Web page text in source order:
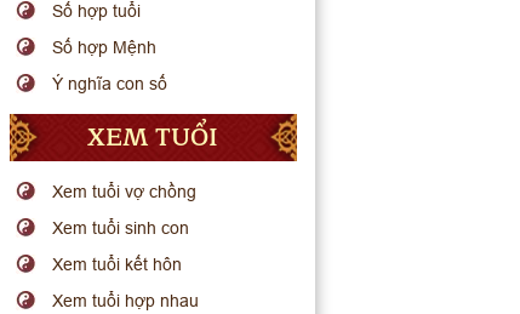
Số hợp tuổi
Số hợp Mệnh
Ý nghĩa con số
XEM TUỔI
Xem tuổi vợ chồng
Xem tuổi sinh con
Xem tuổi kết hôn
Xem tuổi hợp nhau